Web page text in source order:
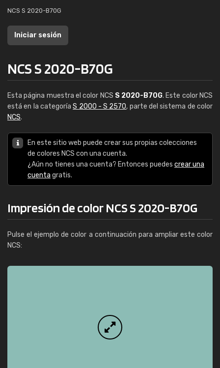
NCS S 2020-B70G
Iniciar sesión
NCS S 2020-B70G
Esta página muestra el color NCS S 2020-B70G. Este color NCS
está en la categoríaS 2000 - S 2570, parte del sistema de color
NCS.
En este sitio web puede crear sus propias colecciones
de colores NCS con una cuenta.
¿Aún no tienes una cuenta? Entonces puedes crear una
cuenta gratis.
Impresión de color NCS S 2020-B70G
Pulse el ejemplo de color a continuación para ampliar este color
NCS: